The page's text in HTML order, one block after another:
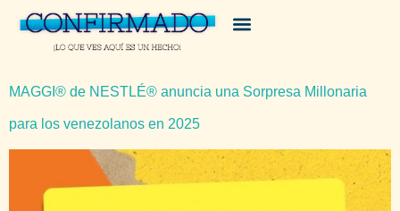
MAGGI® de NESTLÉ® anuncia una Sorpresa Millonaria
para los venezolanos en 2025